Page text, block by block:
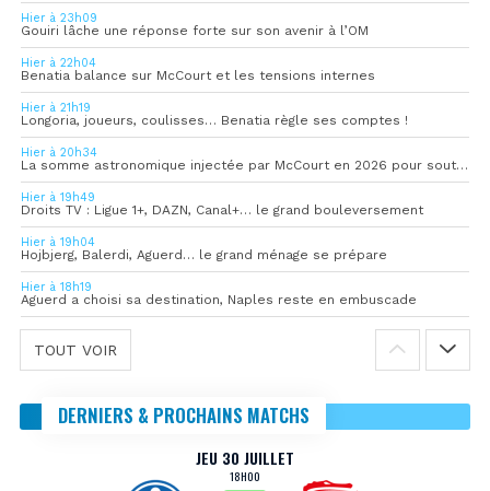
Hier à 23h09
Gouiri lâche une réponse forte sur son avenir à l’OM
Hier à 22h04
Benatia balance sur McCourt et les tensions internes
Hier à 21h19
Longoria, joueurs, coulisses… Benatia règle ses comptes !
Hier à 20h34
La somme astronomique injectée par McCourt en 2026 pour soutenir l’OM
Hier à 19h49
Droits TV : Ligue 1+, DAZN, Canal+… le grand bouleversement
Hier à 19h04
Hojbjerg, Balerdi, Aguerd… le grand ménage se prépare
Hier à 18h19
Aguerd a choisi sa destination, Naples reste en embuscade
TOUT VOIR
DERNIERS & PROCHAINS MATCHS
JEU 30 JUILLET
18H00